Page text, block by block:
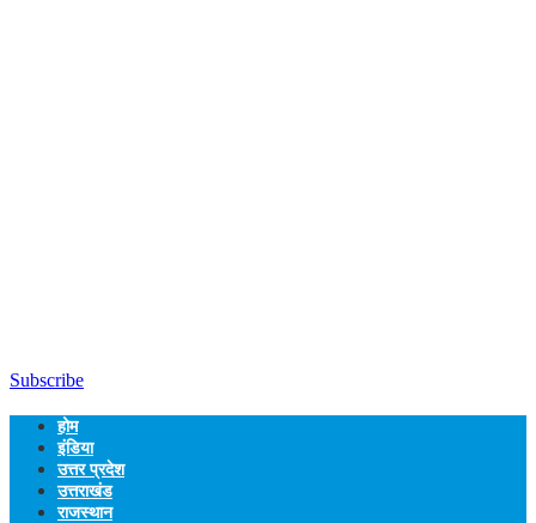
Subscribe
होम
इंडिया
उत्तर प्रदेश
उत्तराखंड
राजस्थान